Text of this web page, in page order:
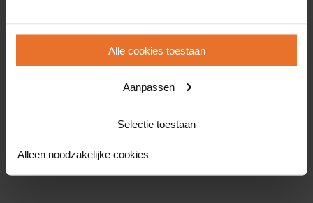
Alle cookies toestaan
Aanpassen
Selectie toestaan
Alleen noodzakelijke cookies